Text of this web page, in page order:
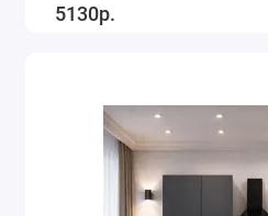
Раскладные кухонные
Кухни МДФ
Фартуки
5130р.